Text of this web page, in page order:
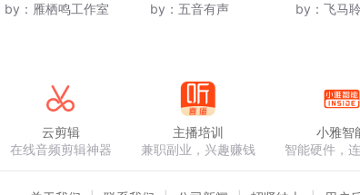
by： 雁栖鸣工作室
by： 五音有声
by： 飞马
云剪辑
在线音频剪辑神器
主播培训
兼职副业，兴趣赚钱
小雅智
智能硬件，